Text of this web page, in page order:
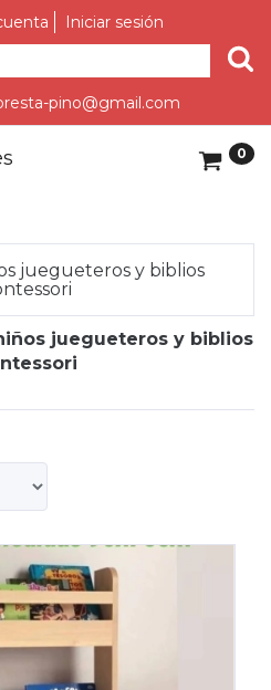
Iniciar sesión
pino@gmail.com
0
juegueteros y biblios
juegueteros y biblios